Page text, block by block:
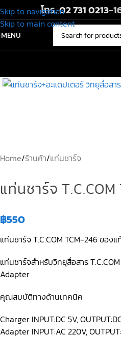
Skip to navigation
Skip to main content
โทร.02 731 0213-
MENU
Home/ร้านค้า/แท่นชาร์จ
แท่นชาร์จ
฿550
แท่นชาร์จ T.C.COM TCM-246 ของแ
แท่นชาร์จสำหรับวิทยุสื่อสาร
Adapter
คุณสมบัติทางด้านเทคนิค
Charger INPUT:DC 5V,
Adapter INPUT:AC 220V,